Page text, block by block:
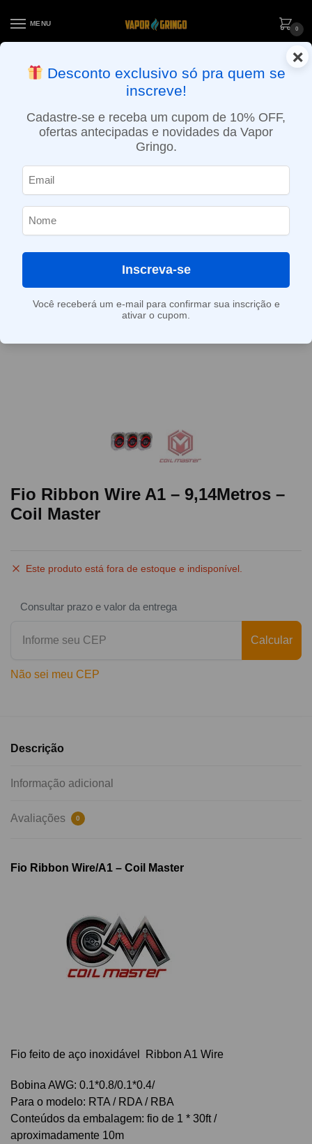
MENU
0
ENTREGA NO MESMO DIA EM SÃO PAULO (SEG A SEX): PEDIDOS
APROVADOS ATÉ 15:30 VIA MOTOBOY
Fio Ribbon Wire A1 – 9,14Metros –
Coil Master
Este produto está fora de estoque e indisponível.
Consultar prazo e valor da entrega
Calcular
Não sei meu CEP
Descrição
Informação adicional
Avaliações 0
Fio Ribbon Wire/A1 – Coil Master
Fio feito de aço inoxidável Ribbon A1 Wire
Bobina AWG: 0.1*0.8/0.1*0.4/
Para o modelo: RTA / RDA / RBA
Conteúdos da embalagem: fio de 1 * 30ft /
aproximadamente 10m
×
Desconto exclusivo só pra quem se
inscreve!
Cadastre-se e receba um cupom de 10% OFF,
ofertas antecipadas e novidades da Vapor
Gringo.
Inscreva-se
Você receberá um e-mail para confirmar sua inscrição e
ativar o cupom.